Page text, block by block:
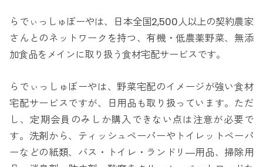
らでぃっしゅぼーやは、日本全国2,500人以上の契約農家
さんとのネットワークを持つ、有機・低農薬野菜、無添
加食品をメインに取り扱う食材宅配サービスです。
らでぃっしゅぼーやは、野菜宅配のイメージが強い食材
宅配サービスですが、日用品も取り扱っています。ただ
し、定期会員のみしか購入できない点は注意が必要で
す。洗剤から、ティッシュペーパーやトイレットペーパ
ーなどの紙類、バス・トイレ・ランドリ―用品、掃除用